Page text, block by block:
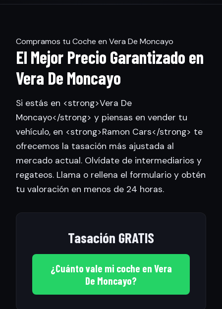
Compramos tu Coche en Vera De Moncayo
El Mejor Precio Garantizado en
Vera De Moncayo
Si estás en <strong>Vera De
Moncayo</strong> y piensas en vender tu
vehículo, en <strong>Ramon Cars</strong> te
ofrecemos la tasación más ajustada al
mercado actual. Olvídate de intermediarios y
regateos. Llama o rellena el formulario y obtén
tu valoración en menos de 24 horas.
Tasación GRATIS
¿Cuánto vale mi coche en Vera
De Moncayo?